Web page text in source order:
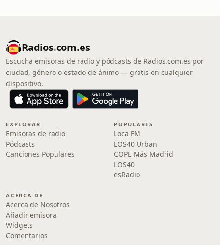
Radios.com.es
Escucha emisoras de radio y pódcasts de Radios.com.es por
ciudad, género o estado de ánimo — gratis en cualquier
dispositivo.
EXPLORAR
Emisoras de radio
Pódcasts
Canciones Populares
POPULARES
Loca FM
LOS40 Urban
COPE Más Madrid
LOS40
esRadio
ACERCA DE
Acerca de Nosotros
Añadir emisora
Widgets
Comentarios